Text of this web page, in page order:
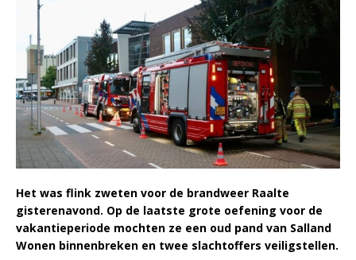
Het was flink zweten voor de brandweer Raalte
gisterenavond. Op de laatste grote oefening voor de
vakantieperiode mochten ze een oud pand van Salland
Wonen binnenbreken en twee slachtoffers veiligstellen.